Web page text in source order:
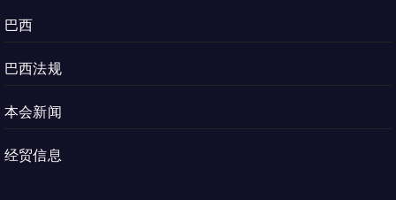
巴西
巴西法规
本会新闻
经贸信息